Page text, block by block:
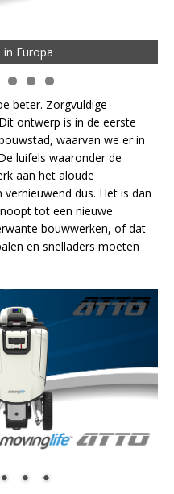
Europa
beter. Zorgvuldige
ontwerp is in de eerste
waarvan we er in
luifels waaronder de
aan het aloude
dus. Het is dan
tot een nieuwe
bouwwerken, of dat
en snelladers moeten